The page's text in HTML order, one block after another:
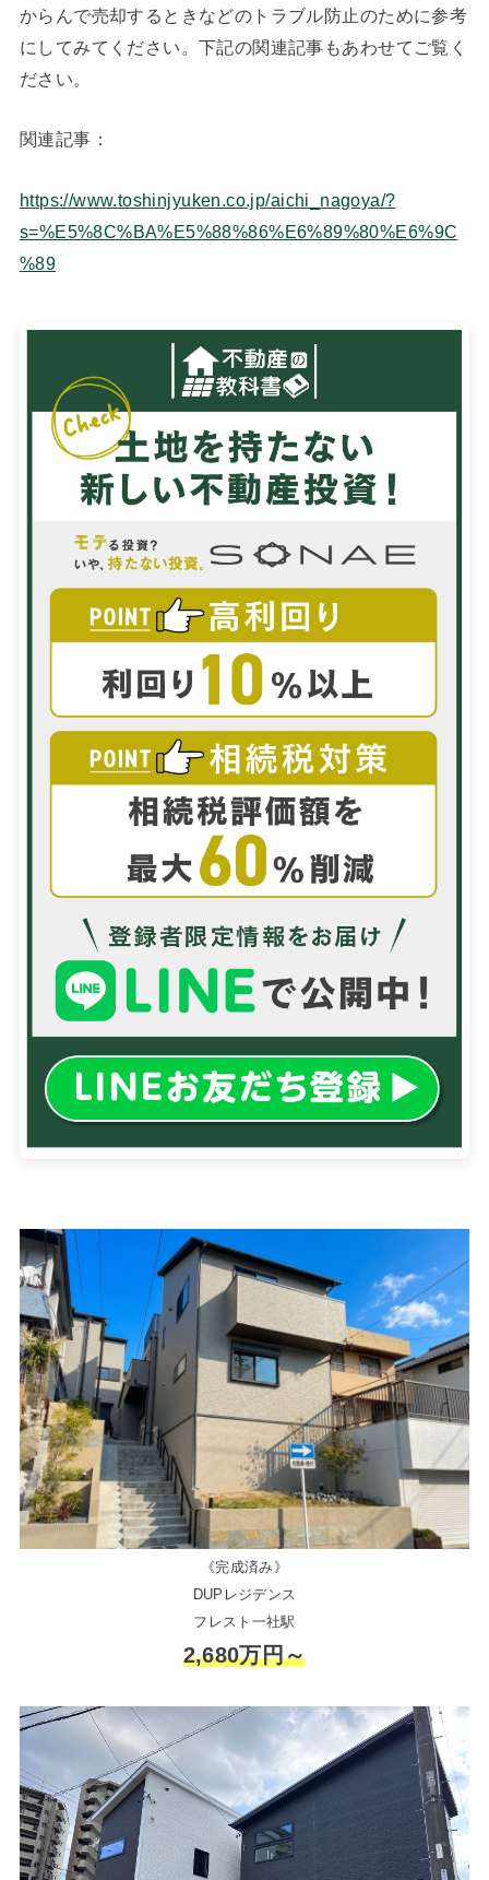
からんで売却するときなどのトラブル防止のために参考
にしてみてください。下記の関連記事もあわせてご覧く
ださい。
関連記事：
https://www.toshinjyuken.co.jp/aichi_nagoya/?
s=%E5%8C%BA%E5%88%86%E6%89%80%E6%9C
%89
《完成済み》
DUPレジデンス
フレスト一社駅
2,680万円～